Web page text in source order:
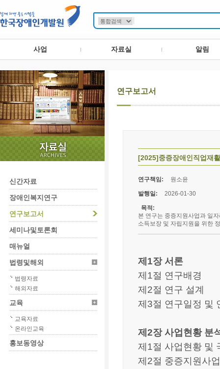
사업 자료실 알림
신간자료
장애인복지연구
연구보고서
세미나및토론회
매뉴얼
법령및해외
법령자료
해외자료
교육
교육자료
온라인교육
홍보동영상
연구보고서
[2025]중증장애인직업재
연구책임: 원소윤
발행일: 2026-01-30
목적:
본 연구는 중증지원사업과 일
소득보장 및 자립지원을 위한
제1장 서론
제1절 연구배경
제2절 연구 설계
제3절 연구일정 및
제2장 사업현황 분
제1절 사업현황 및
제2절 중증지원사